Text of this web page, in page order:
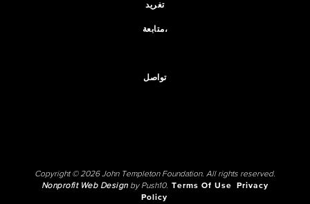
تغريد
متابعة،
تواصل
Copyright © 2026 John Templeton Foundation. All rights reserved.
Nonprofit Web Designby Push10. Terms Of Use
Privacy
Policy